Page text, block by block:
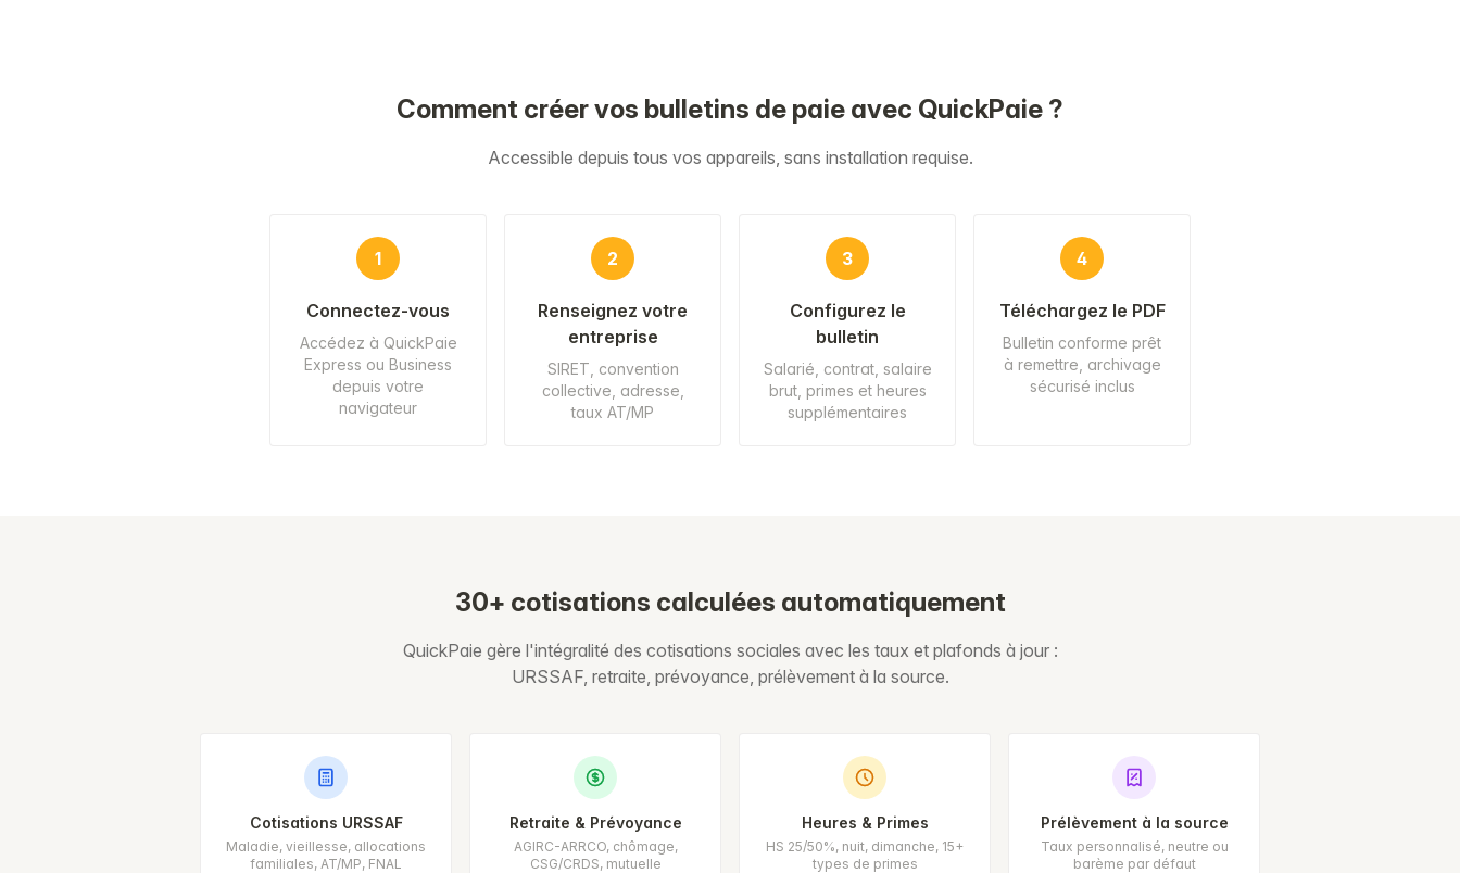
Comment créer vos bulletins de paie avec QuickPaie ?
Accessible depuis tous vos appareils, sans installation requise.
1
Connectez-vous
Accédez à QuickPaie
Express ou Business
depuis votre
navigateur
2
Renseignez votre
entreprise
SIRET, convention
collective, adresse,
taux AT/MP
3
Configurez le
bulletin
Salarié, contrat, salaire
brut, primes et heures
supplémentaires
4
Téléchargez le PDF
Bulletin conforme prêt
à remettre, archivage
sécurisé inclus
30+ cotisations calculées automatiquement
QuickPaie gère l'intégralité des cotisations sociales avec les taux et plafonds à jour :
URSSAF, retraite, prévoyance, prélèvement à la source.
Cotisations URSSAF
Maladie, vieillesse, allocations
familiales, AT/MP, FNAL
Retraite & Prévoyance
AGIRC-ARRCO, chômage,
CSG/CRDS, mutuelle
Heures & Primes
HS 25/50%, nuit, dimanche, 15+
types de primes
Prélèvement à la source
Taux personnalisé, neutre ou
barème par défaut